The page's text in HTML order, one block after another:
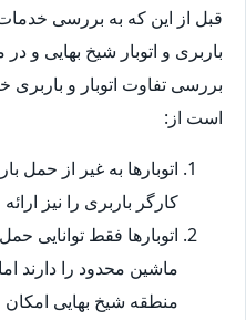
قبل از این که به بررسی
باربری و اتوبار شیخ بهایی و
بررسی تفاوت اتوبار و
است از:
اتوبارها به غیر از حمل
کارگر باربری را نیز
اتوبارها فقط توانایی
ماشین محدود را دارند
منطقه شیخ بهایی امکان